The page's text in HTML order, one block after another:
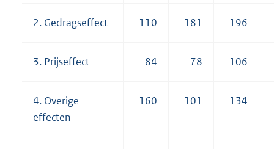
2. Gedragseffect -110 -181 -196
3. Prijseffect 84 78 106
4. Overige
effecten
-160 -101 -134